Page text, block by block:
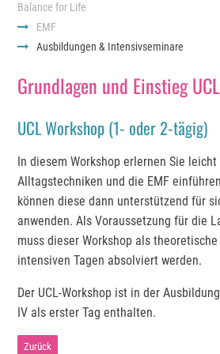
Balance for Life
EMF
Ausbildungen & Intensivseminare
Grundlagen und Einstieg
UCL Workshop (1- oder 2-tägig)
In diesem Workshop erlernen Sie
Alltagstechniken und die EMF
können diese dann unterstützend für
anwenden. Als Voraussetzung für die
muss dieser Workshop als
intensiven Tagen absolviert werden.
Der UCL-Workshop ist in der
IV als erster Tag enthalten.
Zurück